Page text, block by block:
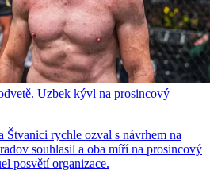
Uzbek kývl na prosincový
Štvanici rychle ozval s návrhem na
souhlasil a oba míří na prosincový
posvětí organizace.